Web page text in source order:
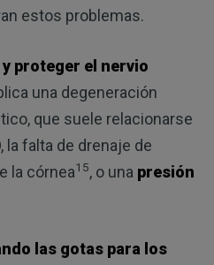
estos problemas.
proteger el nervio
una degeneración
que suele relacionarse
la falta de drenaje de
la córnea15, o una presión
las gotas para los